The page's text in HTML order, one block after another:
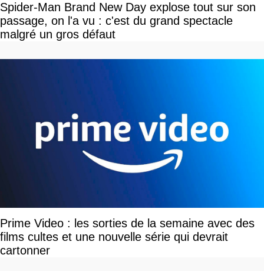
Spider-Man Brand New Day explose tout sur son
passage, on l'a vu : c'est du grand spectacle
malgré un gros défaut
Prime Video : les sorties de la semaine avec des
films cultes et une nouvelle série qui devrait
cartonner